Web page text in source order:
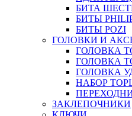
БИТА
БИТЫ
БИТЫ POZI
ГОЛОВКИ И
ГОЛОВКА
ГОЛОВКА
ГОЛОВКА
НАБОР
ЗАКЛЕПОЧНИКИ